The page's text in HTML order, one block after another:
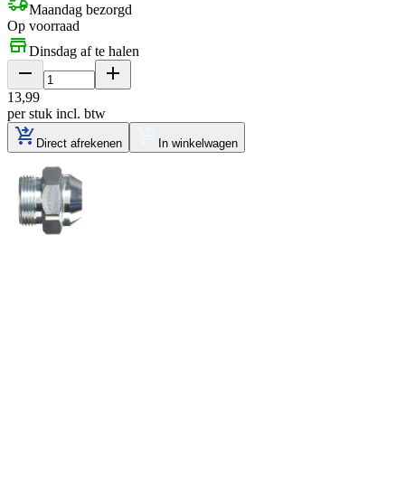
Maandag bezorgd
Op voorraad
Dinsdag af te halen
13,99
per stuk incl. btw
Direct afrekenen In winkelwagen